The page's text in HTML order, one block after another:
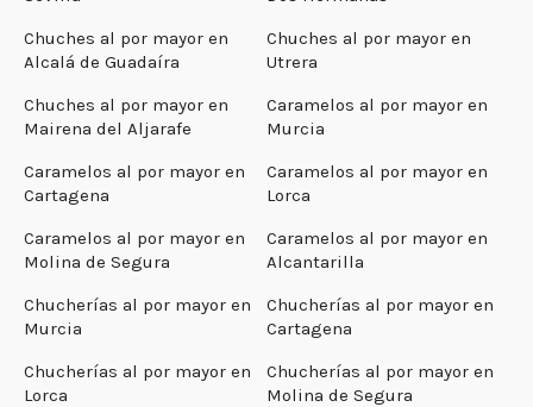
Chuches al por mayor en
Alcalá de Guadaíra
Chuches al por mayor en
Utrera
Chuches al por mayor en
Mairena del Aljarafe
Caramelos al por mayor en
Murcia
Caramelos al por mayor en
Cartagena
Caramelos al por mayor en
Lorca
Caramelos al por mayor en
Molina de Segura
Caramelos al por mayor en
Alcantarilla
Chucherías al por mayor en
Murcia
Chucherías al por mayor en
Cartagena
Chucherías al por mayor en
Lorca
Chucherías al por mayor en
Molina de Segura